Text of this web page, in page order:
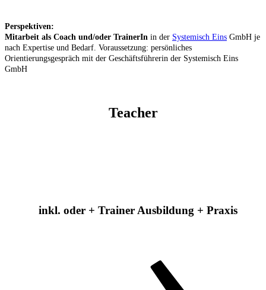
Perspektiven:
Mitarbeit als Coach und/oder TrainerIn in der Systemisch Eins GmbH je
nach Expertise und Bedarf. Voraussetzung: persönliches
Orientierungsgespräch mit der Geschäftsführerin der Systemisch Eins
GmbH
Teacher
inkl. oder + Trainer Ausbildung + Praxis